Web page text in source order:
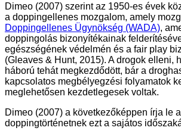
Dimeo (2007) szerint az 1950-es évek
a doppingellenes mozgalom, amely
Doppingellenes Ügynökség (WADA),
doppingolás bizonyítékainak
egészségének védelmén és a fair play
(Gleaves & Hunt, 2015). A drogok elleni,
háború tehát megkezdődött, bár a
kapcsolatos megbélyegzési folyamatok
meglehetősen kezdetlegesek voltak.
Dimeo (2007) a következőképpen írja le a
doppingtörténetnek ezt a sajátos